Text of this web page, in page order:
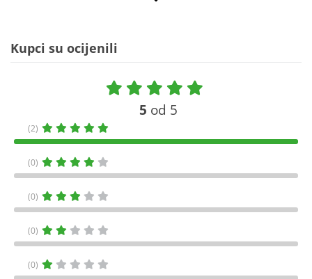
Kupci su ocijenili
5 od 5
(2)
(0)
(0)
(0)
(0)